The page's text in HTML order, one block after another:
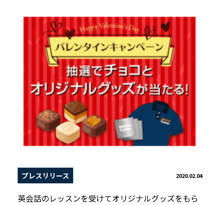
プレスリリース 2020.02.04
英会話のレッスンを受けてオリジナルグッズをもら